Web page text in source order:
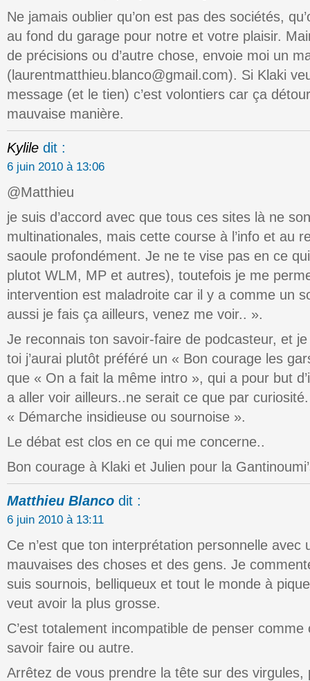
Ne jamais oublier qu’on est pas des sociétés,
au fond du garage pour notre et votre plaisir.
de précisions ou d’autre chose, envoie moi un
(laurentmatthieu.blanco@gmail.com). Si Klaki
message (et le tien) c’est volontiers car ça
mauvaise manière.
Kylile dit :
6 juin 2010 à 13:06
@Matthieu
je suis d’accord avec que tous ces sites là ne
multinationales, mais cette course à l’info et au
saoule profondément. Je ne te vise pas en ce
plutot WLM, MP et autres), toutefois je me
intervention est maladroite car il y a comme un
aussi je fais ça ailleurs, venez me voir.. ».
Je reconnais ton savoir-faire de podcasteur, et
toi j’aurai plutôt préféré un « Bon courage les
que « On a fait la même intro », qui a pour but
a aller voir ailleurs..ne serait ce que par
« Démarche insidieuse ou sournoise ».
Le débat est clos en ce qui me concerne..
Bon courage à Klaki et Julien pour la
Matthieu Blanco dit :
6 juin 2010 à 13:11
Ce n’est que ton interprétation personnelle avec
mauvaises des choses et des gens. Je
suis sournois, belliqueux et tout le monde à
veut avoir la plus grosse.
C’est totalement incompatible de penser
savoir faire ou autre.
Arrêtez de vous prendre la tête sur des virgules,